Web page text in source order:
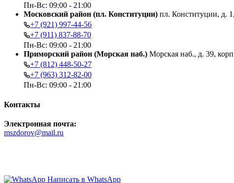
Пн-Вс: 09:00 - 21:00
Московский район (пл. Конституции) пл. Конституции, д.
+7 (921) 997-44-56
+7 (911) 837-88-70
Пн-Вс: 09:00 - 21:00
Приморский район (Морская наб.) Морская наб., д. 39,
+7 (812) 448-50-27
+7 (963) 312-82-00
Пн-Вс: 09:00 - 21:00
Контакты
Электронная почта:
mszdorov@mail.ru
Написать в WhatsApp